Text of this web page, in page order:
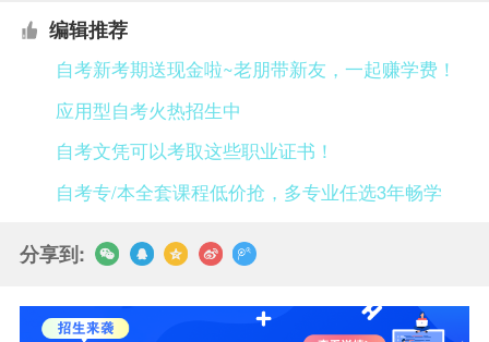
编辑推荐
自考新考期送现金啦~老朋带新友，一起赚学费！
应用型自考火热招生中
自考文凭可以考取这些职业证书！
自考专/本全套课程低价抢，多专业任选3年畅学
分享到: